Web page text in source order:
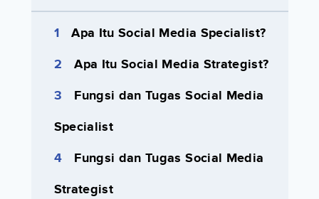
Apa Itu Social Media Specialist?
Apa Itu Social Media Strategist?
Fungsi dan Tugas Social Media
Specialist
Fungsi dan Tugas Social Media
Strategist